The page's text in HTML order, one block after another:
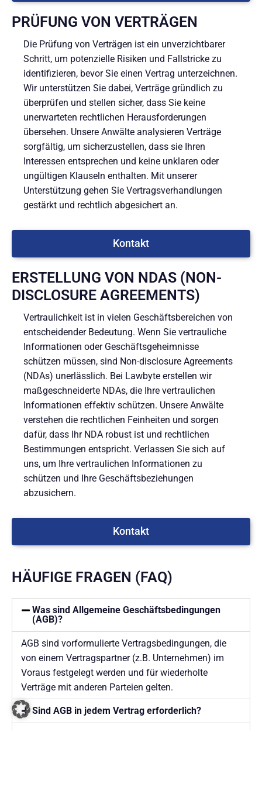
PRÜFUNG VON VERTRÄGEN
Die Prüfung von Verträgen ist ein unverzichtbarer
Schritt, um potenzielle Risiken und Fallstricke zu
identifizieren, bevor Sie einen Vertrag unterzeichnen.
Wir unterstützen Sie dabei, Verträge gründlich zu
überprüfen und stellen sicher, dass Sie keine
unerwarteten rechtlichen Herausforderungen
übersehen. Unsere Anwälte analysieren Verträge
sorgfältig, um sicherzustellen, dass sie Ihren
Interessen entsprechen und keine unklaren oder
ungültigen Klauseln enthalten. Mit unserer
Unterstützung gehen Sie Vertragsverhandlungen
gestärkt und rechtlich abgesichert an.
Kontakt
ERSTELLUNG VON NDAS (NON-
DISCLOSURE AGREEMENTS)
Vertraulichkeit ist in vielen Geschäftsbereichen von
entscheidender Bedeutung. Wenn Sie vertrauliche
Informationen oder Geschäftsgeheimnisse
schützen müssen, sind Non-disclosure Agreements
(NDAs) unerlässlich. Bei Lawbyte erstellen wir
maßgeschneiderte NDAs, die Ihre vertraulichen
Informationen effektiv schützen. Unsere Anwälte
verstehen die rechtlichen Feinheiten und sorgen
dafür, dass Ihr NDA robust ist und rechtlichen
Bestimmungen entspricht. Verlassen Sie sich auf
uns, um Ihre vertraulichen Informationen zu
schützen und Ihre Geschäftsbeziehungen
abzusichern.
Kontakt
HÄUFIGE FRAGEN (FAQ)
Was sind Allgemeine Geschäftsbedingungen
(AGB)?
AGB sind vorformulierte Vertragsbedingungen, die
von einem Vertragspartner (z.B. Unternehmen) im
Voraus festgelegt werden und für wiederholte
Verträge mit anderen Parteien gelten.
Sind AGB in jedem Vertrag erforderlich?